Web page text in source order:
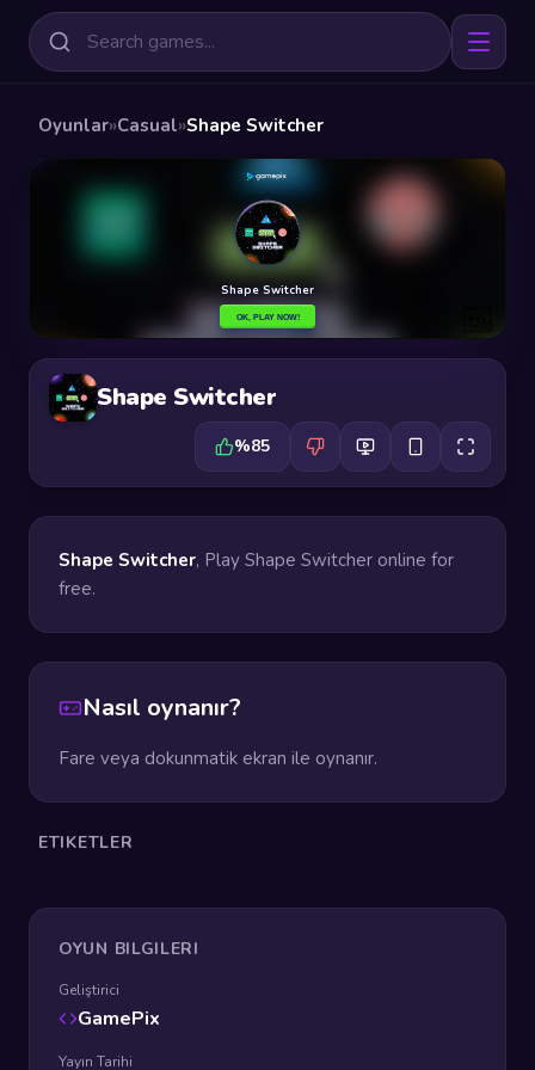
Oyunlar»Casual»Shape Switcher
Shape Switcher
%85
Shape Switcher, Play Shape Switcher online for
free.
Nasıl oynanır?
Fare veya dokunmatik ekran ile oynanır.
ETIKETLER
OYUN BILGILERI
Geliştirici
GamePix
Yayın Tarihi